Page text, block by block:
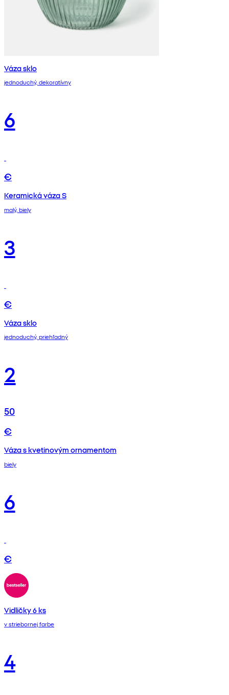
Váza sklo
jednoduchý, dekoratívny
6
€
Keramická váza S
malý, biely
3
€
Váza sklo
jednoduchý, priehľadný
2
50
€
Váza s kvetinovým ornamentom
biely
6
€
Vidličky 6 ks
v striebornej farbe
4